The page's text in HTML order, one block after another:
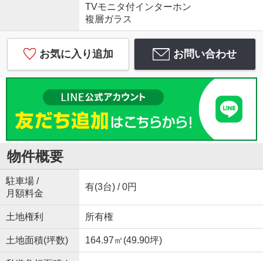
TVモニタ付インターホン
複層ガラス
お気に入り追加 お問い合わせ
物件概要
駐車場 /
月額料金
有(3台) / 0円
土地権利 所有権
土地面積(坪数) 164.97㎡(49.90坪)